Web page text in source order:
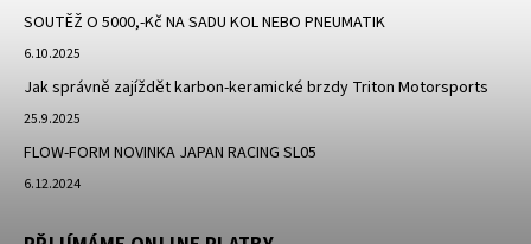
SOUTĚŽ O 5000,-Kč NA SADU KOL NEBO PNEUMATIK
6.10.2025
Jak správně zajíždět karbon-keramické brzdy Triton Motorsports
25.9.2025
FLOW-FORM NOVINKA JAPAN RACING SL05
6.12.2024